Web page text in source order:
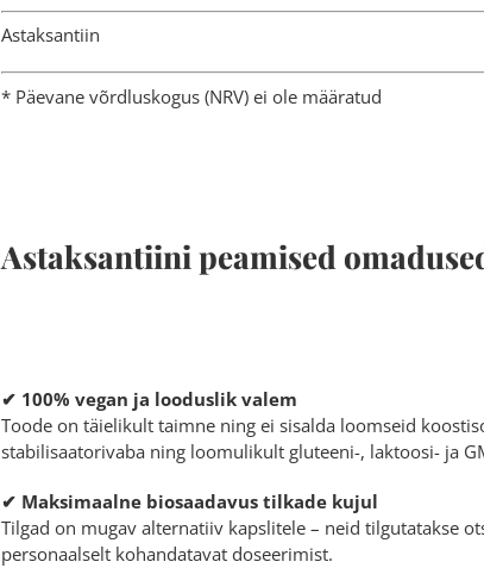
* Päevane võrdluskogus (NRV) ei ole määratud
Astaksantiini peamised
✔ 100% vegan ja looduslik valem
Toode on täielikult taimne ning ei sisalda loomseid
stabilisaatorivaba ning loomulikult gluteeni-, laktoosi- ja
✔ Maksimaalne biosaadavus tilkade kujul
Tilgad on mugav alternatiiv kapslitele – neid tilgutatakse
personaalselt kohandatavat doseerimist.